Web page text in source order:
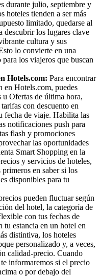
durante julio, septiembre y
hoteles tienden a ser más
limitado, quedarse al
descubrir los lugares clave
cultura y sus
lo convierte en una
los viajeros que buscan
Hotels.com: Para encontrar
en Hotels.com, puedes
u Ofertas de última hora,
con descuento en
fecha de viaje. Habilita las
notificaciones push para
flash y promociones
las oportunidades
Smart Shopping en la
y servicios de hoteles,
primeros en saber si los
disponibles para tu
pueden fluctuar según
del hotel, la categoría de
con tus fechas de
tu estancia en un hotel en
distintiva, los hoteles
personalizado y, a veces,
calidad-precio. Cuando
informaremos si el precio
o por debajo del